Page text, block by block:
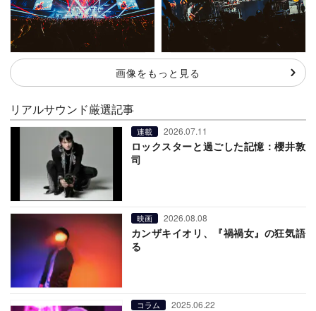
画像をもっと見る
リアルサウンド厳選記事
連載 2026.07.11
ロックスターと過ごした記憶：櫻井敦
司
映画 2026.08.08
カンザキイオリ、『禍禍女』の狂気語
る
コラム 2025.06.22